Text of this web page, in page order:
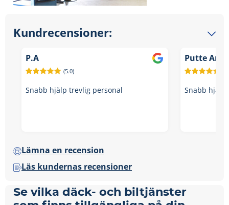
Kundrecensioner:
P.A
(5.0)
Snabb hjälp trevlig personal
Putte
Snabb hjälp
Lämna en recension
Läs kundernas recensioner
Se vilka däck- och biltjänster